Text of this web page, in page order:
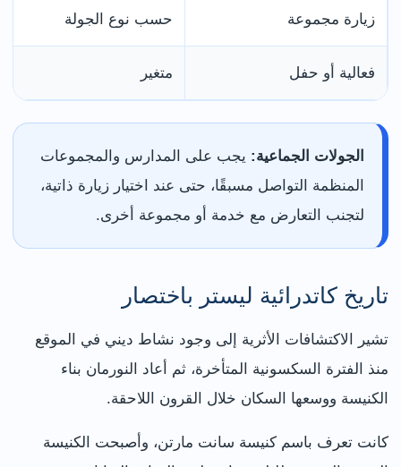
زيارة مجموعة حسب نوع الجولة
فعالية أو حفل متغير
الجولات الجماعية: يجب على المدارس والمجموعات
المنظمة التواصل مسبقًا، حتى عند اختيار زيارة ذاتية،
لتجنب التعارض مع خدمة أو مجموعة أخرى.
تاريخ كاتدرائية ليستر باختصار
تشير الاكتشافات الأثرية إلى وجود نشاط ديني في الموقع
منذ الفترة السكسونية المتأخرة، ثم أعاد النورمان بناء
الكنيسة ووسعها السكان خلال القرون اللاحقة.
كانت تعرف باسم كنيسة سانت مارتن، وأصبحت الكنيسة